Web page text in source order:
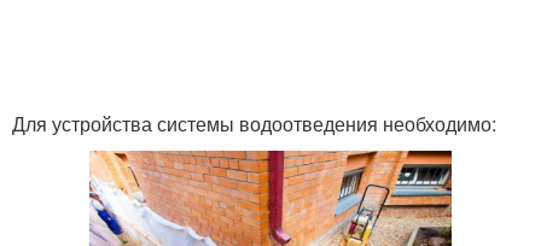
Для устройства системы водоотведения необходимо: